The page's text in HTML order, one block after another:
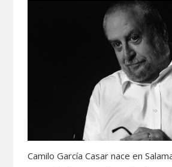
Camilo García Casar nace en